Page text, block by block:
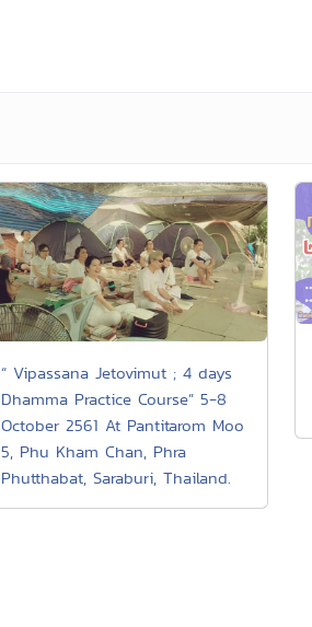
“ Vipassana Jetovimut ; 4 days
Dhamma Practice Course” 5-8
October 2561 At Pantitarom Moo
5, Phu Kham Chan, Phra
Phutthabat, Saraburi, Thailand.